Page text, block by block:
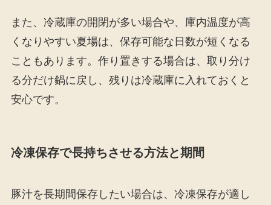
また、冷蔵庫の開閉が多い場合や、庫内温度が高
くなりやすい夏場は、保存可能な日数が短くなる
こともあります。作り置きする場合は、取り分け
る分だけ鍋に戻し、残りは冷蔵庫に入れておくと
安心です。
冷凍保存で長持ちさせる方法と期間
豚汁を長期間保存したい場合は、冷凍保存が適し